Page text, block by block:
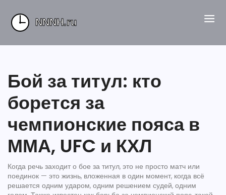
Бой за титул: кто
борется за
чемпионские пояса в
ММА, UFC и КХЛ
Когда речь заходит о бое за титул, это не просто матч или
поединок — это жизнь, вложенная в один момент, когда всё
решается одним ударом, одним решением судей, одним